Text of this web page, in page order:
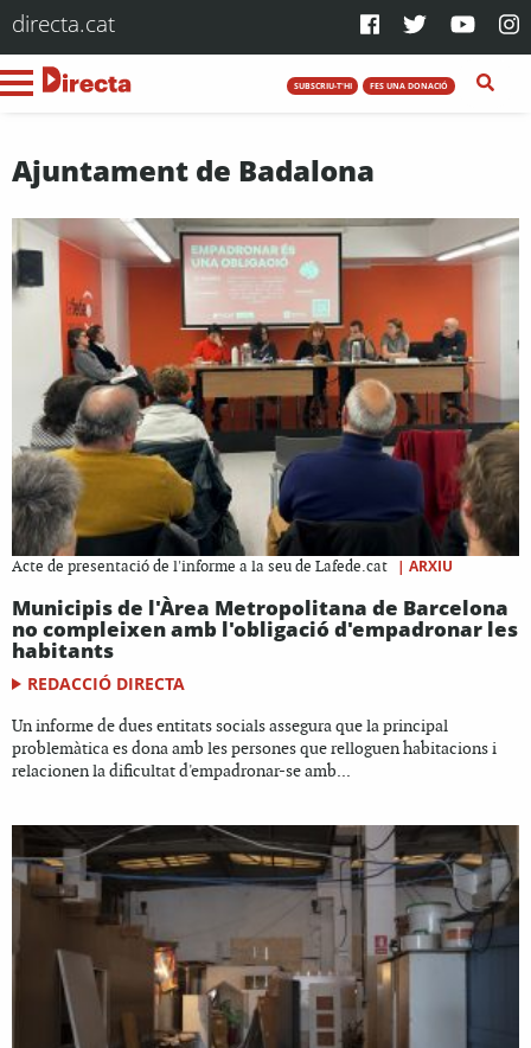
directa.cat
SUBSCRIU-T'HI FES UNA DONACIÓ
Ajuntament de Badalona
Acte de presentació de l'informe a la seu de Lafede.cat | ARXIU
Municipis de l'Àrea Metropolitana de Barcelona
no compleixen amb l'obligació d'empadronar les
habitants
REDACCIÓ DIRECTA
Un informe de dues entitats socials assegura que la principal
problemàtica es dona amb les persones que relloguen habitacions i
relacionen la dificultat d'empadronar-se amb...